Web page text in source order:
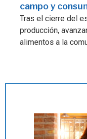
campo y
Tras el cierre del
producción,
alimentos a la